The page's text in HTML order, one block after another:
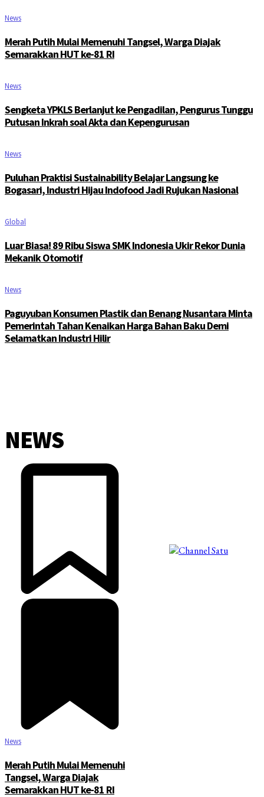
News
Merah Putih Mulai Memenuhi Tangsel, Warga Diajak
Semarakkan HUT ke-81 RI
News
Sengketa YPKLS Berlanjut ke Pengadilan, Pengurus Tunggu
Putusan Inkrah soal Akta dan Kepengurusan
News
Puluhan Praktisi Sustainability Belajar Langsung ke
Bogasari, Industri Hijau Indofood Jadi Rujukan Nasional
Global
Luar Biasa! 89 Ribu Siswa SMK Indonesia Ukir Rekor Dunia
Mekanik Otomotif
News
Paguyuban Konsumen Plastik dan Benang Nusantara Minta
Pemerintah Tahan Kenaikan Harga Bahan Baku Demi
Selamatkan Industri Hilir
NEWS
News
Merah Putih Mulai Memenuhi
Tangsel, Warga Diajak
Semarakkan HUT ke-81 RI